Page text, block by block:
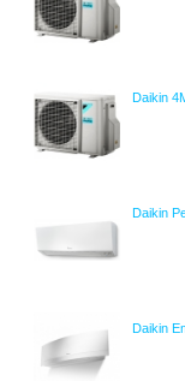
Daikin
Daikin
Daikin